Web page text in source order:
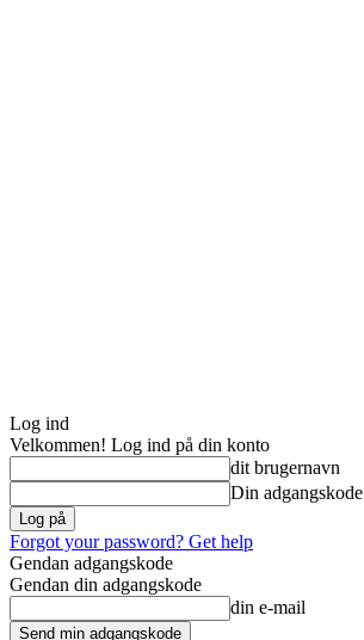
Log ind
Velkommen! Log ind på din konto
dit brugernavn
Din adgangskode
Forgot your password? Get help
Gendan adgangskode
Gendan din adgangskode
din e-mail